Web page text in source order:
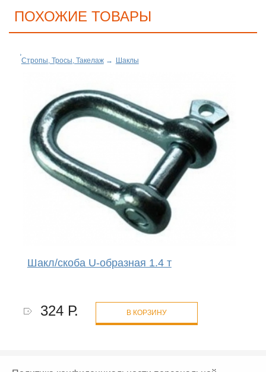
ПОХОЖИЕ ТОВАРЫ
Стропы, Тросы, Такелаж→ Шаклы
Шакл/скоба U-образная 1.4 т
324 Р. В КОРЗИНУ